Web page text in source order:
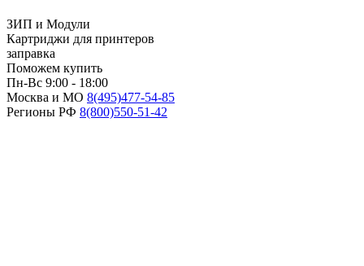
ЗИП и Модули
Картриджи для принтеров
заправка
Поможем купить
Пн-Вс 9:00 - 18:00
Москва и МО 8(495)477-54-85
Регионы РФ 8(800)550-51-42